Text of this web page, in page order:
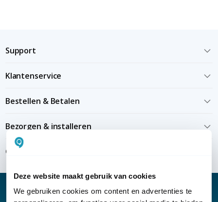
Deze website maakt gebruik van cookies
We gebruiken cookies om content en advertenties te
Support
Klantenservice
Bestellen & Betalen
Bezorgen & installeren
Over KommaGo